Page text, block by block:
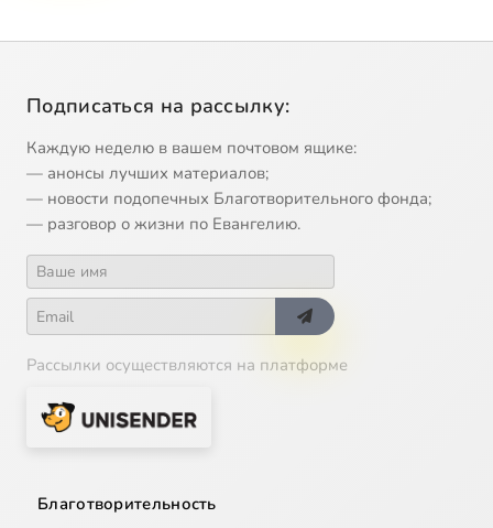
Подписаться на рассылку:
Каждую неделю в вашем почтовом ящике:
— анонсы лучших материалов;
— новости подопечных Благотворительного фонда;
— разговор о жизни по Евангелию.
Рассылки осуществляются на платформе
Благотворительность